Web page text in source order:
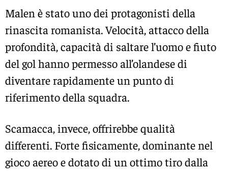
Malen è stato uno dei protagonisti della
rinascita romanista. Velocità, attacco della
profondità, capacità di saltare l’uomo e fiuto
del gol hanno permesso all’olandese di
diventare rapidamente un punto di
riferimento della squadra.
Scamacca, invece, offrirebbe qualità
differenti. Forte fisicamente, dominante nel
gioco aereo e dotato di un ottimo tiro dalla